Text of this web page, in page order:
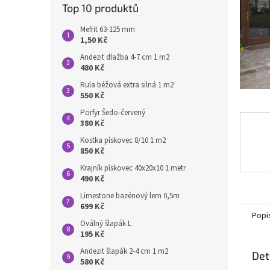
Top 10 produktů
Mefrit 63-125 mm
1,50 Kč
Andezit dlažba 4-7 cm 1 m2
480 Kč
Rula béžová extra silná 1 m2
550 Kč
Porfyr Šedo-červený
380 Kč
Kostka pískovec 8/10 1 m2
850 Kč
Krajník pískovec 40x20x10 1 metr
490 Kč
Limestone bazénový lem 0,5m
699 Kč
Oválný šlapák L
195 Kč
Andezit šlapák 2-4 cm 1 m2
580 Kč